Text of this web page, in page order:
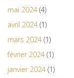
mai 2024 (4)
avril 2024 (1)
mars 2024 (1)
février 2024 (1)
janvier 2024 (1)